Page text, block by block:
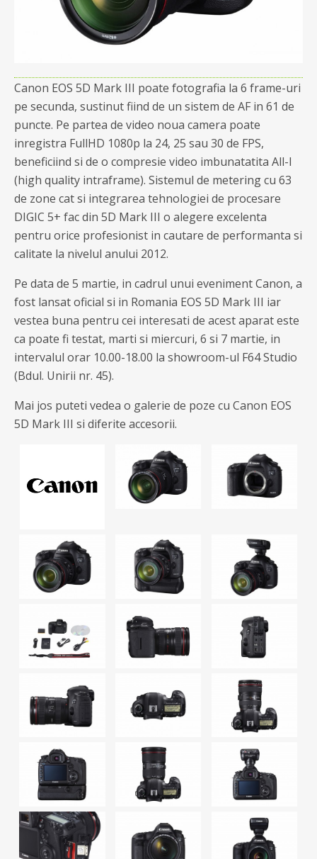
Canon EOS 5D Mark III poate fotografia la 6 frame-uri
pe secunda, sustinut fiind de un sistem de AF in 61 de
puncte. Pe partea de video noua camera poate
inregistra FullHD 1080p la 24, 25 sau 30 de FPS,
beneficiind si de o compresie video imbunatatita All-I
(high quality intraframe). Sistemul de metering cu 63
de zone cat si integrarea tehnologiei de procesare
DIGIC 5+ fac din 5D Mark III o alegere excelenta
pentru orice profesionist in cautare de performanta si
calitate la nivelul anului 2012.
Pe data de 5 martie, in cadrul unui eveniment Canon, a
fost lansat oficial si in Romania EOS 5D Mark III iar
vestea buna pentru cei interesati de acest aparat este
ca poate fi testat, marti si miercuri, 6 si 7 martie, in
intervalul orar 10.00-18.00 la showroom-ul F64 Studio
(Bdul. Unirii nr. 45).
Mai jos puteti vedea o galerie de poze cu Canon EOS
5D Mark III si diferite accesorii.